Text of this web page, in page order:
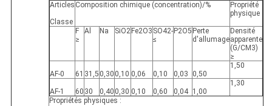
Articles
Classe
Composition chimique (concentration)/%
Propriété
physique
F
≥
Al Na SiO2 Fe2O3 SO42-
≤
P2O5 Perte
d'allumage
Densité
apparente
(G/CM3)
≥
AF-0 61 31,5 0,30 0,10 0,06 0,10 0,03 0,50
1,50
AF-1 60 30 0,40 0,30 0,10 0,60 0,04 1,00
1,30
Propriétés physiques :